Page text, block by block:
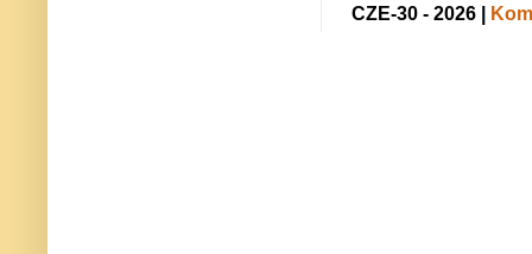
CZE-30 - 2026 |